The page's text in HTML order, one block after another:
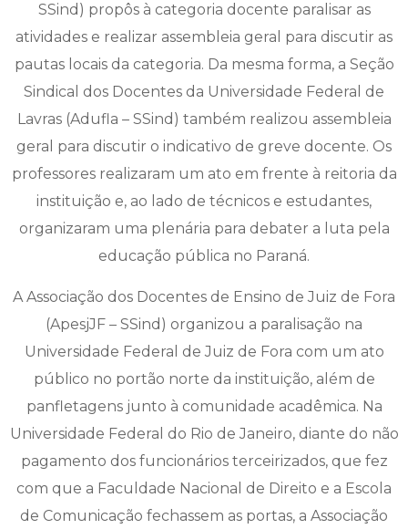
SSind) propôs à categoria docente paralisar as
atividades e realizar assembleia geral para discutir as
pautas locais da categoria. Da mesma forma, a Seção
Sindical dos Docentes da Universidade Federal de
Lavras (Adufla – SSind) também realizou assembleia
geral para discutir o indicativo de greve docente. Os
professores realizaram um ato em frente à reitoria da
instituição e, ao lado de técnicos e estudantes,
organizaram uma plenária para debater a luta pela
educação pública no Paraná.
A Associação dos Docentes de Ensino de Juiz de Fora
(ApesjJF – SSind) organizou a paralisação na
Universidade Federal de Juiz de Fora com um ato
público no portão norte da instituição, além de
panfletagens junto à comunidade acadêmica. Na
Universidade Federal do Rio de Janeiro, diante do não
pagamento dos funcionários terceirizados, que fez
com que a Faculdade Nacional de Direito e a Escola
de Comunicação fechassem as portas, a Associação